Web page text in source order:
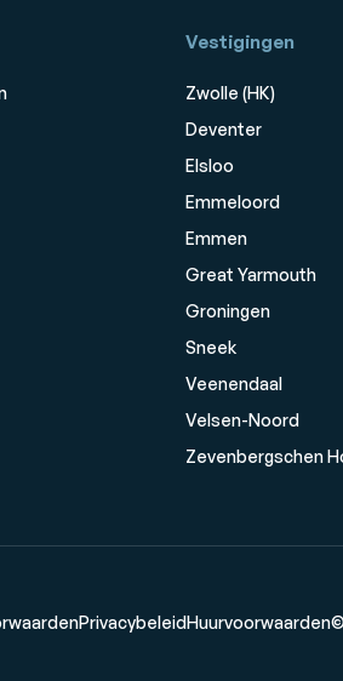
Vestigingen
Zwolle (HK)
Deventer
Elsloo
Emmeloord
Emmen
Great Yarmouth
Groningen
Sneek
Veenendaal
Velsen-Noord
Zevenbergschen
PrivacybeleidHuurvoorwaarden